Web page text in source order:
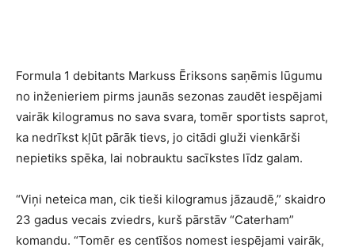
Formula 1 debitants Markuss Ēriksons saņēmis lūgumu
no inženieriem pirms jaunās sezonas zaudēt iespējami
vairāk kilogramus no sava svara, tomēr sportists saprot,
ka nedrīkst kļūt pārāk tievs, jo citādi gluži vienkārši
nepietiks spēka, lai nobrauktu sacīkstes līdz galam.
“Viņi neteica man, cik tieši kilogramus jāzaudē,” skaidro
23 gadus vecais zviedrs, kurš pārstāv “Caterham”
komandu. “Tomēr es centīšos nomest iespējami vairāk,